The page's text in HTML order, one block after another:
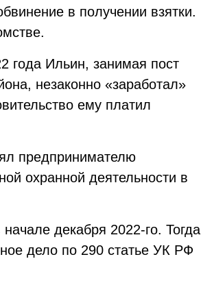
в получении взятки.
года Ильин, занимая пост
незаконно «заработал»
ему платил
предпринимателю
охранной деятельности в
начале декабря 2022-го. Тогда
дело по 290 статье УК РФ